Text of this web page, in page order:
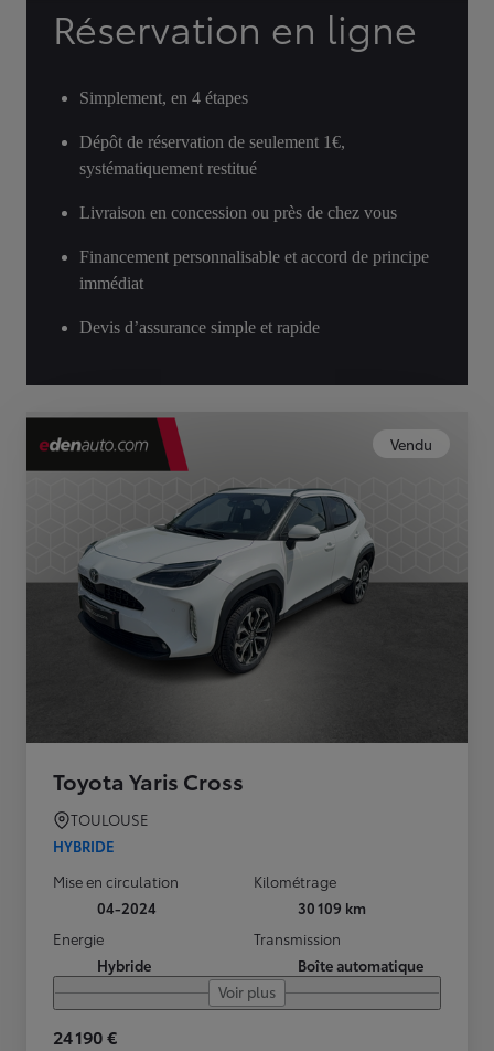
Réservation en ligne
Simplement, en 4 étapes
Dépôt de réservation de seulement 1€,
systématiquement restitué
Livraison en concession ou près de chez vous
Financement personnalisable et accord de principe
immédiat
Devis d’assurance simple et rapide
Vendu
Toyota Yaris Cross
TOULOUSE
HYBRIDE
Mise en circulation
04-2024
Kilométrage
30 109 km
Energie
Hybride
Transmission
Boîte automatique
Voir plus
24 190 €